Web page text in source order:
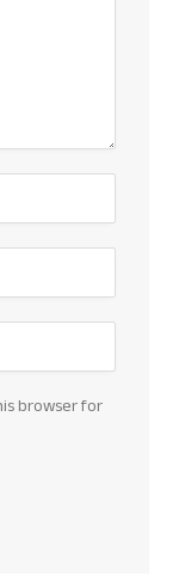
browser for